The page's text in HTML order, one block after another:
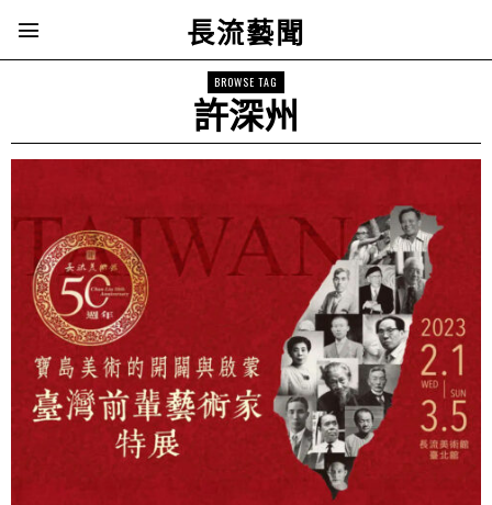
長流藝聞
BROWSE TAG
許深州